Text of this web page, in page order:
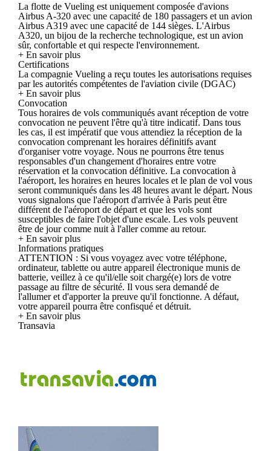
La flotte de Vueling est uniquement composée d'avions
Airbus A-320 avec une capacité de 180 passagers et un avion
Airbus A319 avec une capacité de 144 sièges. L'Airbus
A320, un bijou de la recherche technologique, est un avion
sûr, confortable et qui respecte l'environnement.
+ En savoir plus
Certifications
La compagnie Vueling a reçu toutes les autorisations requises
par les autorités compétentes de l'aviation civile (DGAC)
+ En savoir plus
Convocation
Tous horaires de vols communiqués avant réception de votre
convocation ne peuvent l'être qu'à titre indicatif. Dans tous
les cas, il est impératif que vous attendiez la réception de la
convocation comprenant les horaires définitifs avant
d'organiser votre voyage. Nous ne pourrons être tenus
responsables d'un changement d'horaires entre votre
réservation et la convocation définitive. La convocation à
l'aéroport, les horaires en heures locales et le plan de vol vous
seront communiqués dans les 48 heures avant le départ. Nous
vous signalons que l'aéroport d'arrivée à Paris peut être
différent de l'aéroport de départ et que les vols sont
susceptibles de faire l'objet d'une escale. Les vols peuvent
être de jour comme nuit à l'aller comme au retour.
+ En savoir plus
Informations pratiques
ATTENTION : Si vous voyagez avec votre téléphone,
ordinateur, tablette ou autre appareil électronique munis de
batterie, veillez à ce qu'il/elle soit chargé(e) lors de votre
passage au filtre de sécurité. Il vous sera demandé de
l'allumer et d'apporter la preuve qu'il fonctionne. A défaut,
votre appareil pourra être confisqué et détruit.
+ En savoir plus
Transavia